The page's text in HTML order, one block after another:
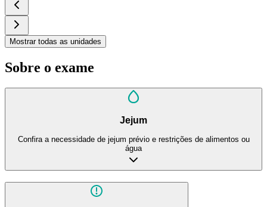
Mostrar todas as unidades
Sobre o exame
Jejum
Confira a necessidade de jejum prévio e restrições de alimentos ou
água